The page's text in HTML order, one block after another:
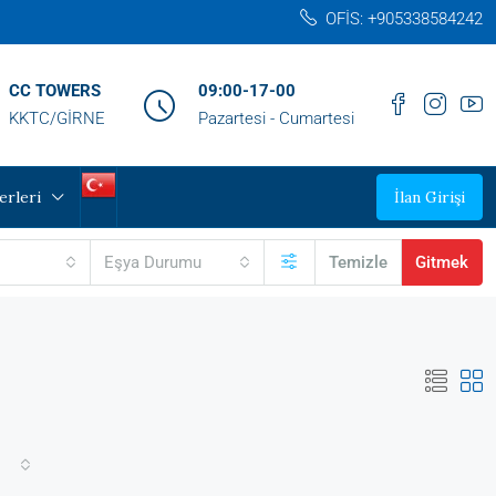
OFİS: +905338584242‬
CC TOWERS
KKTC/GİRNE
09:00-17-00
Pazartesi - Cumartesi
İlan Girişi
Eşya Durumu Temizle Gitmek